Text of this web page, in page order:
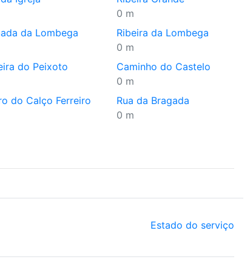
0 m
da Lombega
Ribeira da Lombega
0 m
do Peixoto
Caminho do Castelo
0 m
do Calço Ferreiro
Rua da Bragada
0 m
Estado do serviço